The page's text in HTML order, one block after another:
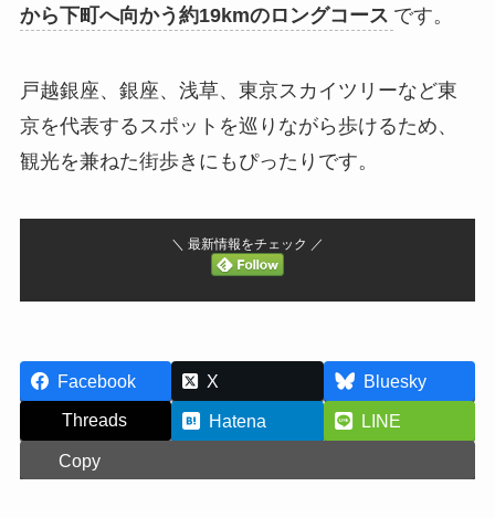
から下町へ向かう約19kmのロングコース です。
戸越銀座、銀座、浅草、東京スカイツリーなど東
京を代表するスポットを巡りながら歩けるため、
観光を兼ねた街歩きにもぴったりです。
＼ 最新情報をチェック ／
Facebook X
Bluesky
Threads
Hatena
LINE
Copy